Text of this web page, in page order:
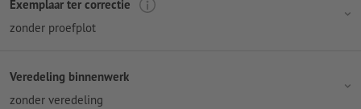
Exemplaar ter correctie
zonder proefplot
Veredeling binnenwerk
zonder veredeling